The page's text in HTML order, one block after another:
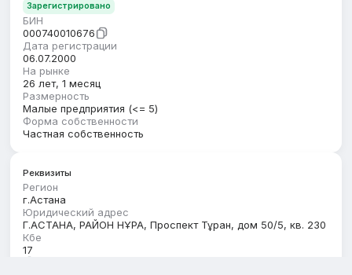
Зарегистрировано
БИН
000740010676
Дата регистрации
06.07.2000
На рынке
26 лет, 1 месяц
Размерность
Малые предприятия (<= 5)
Форма собственности
Частная собственность
Реквизиты
Регион
г.Астана
Юридический адрес
Г.АСТАНА, РАЙОН НҰРА, Проспект Тұран, дом 50/5, кв. 230
Кбе
17